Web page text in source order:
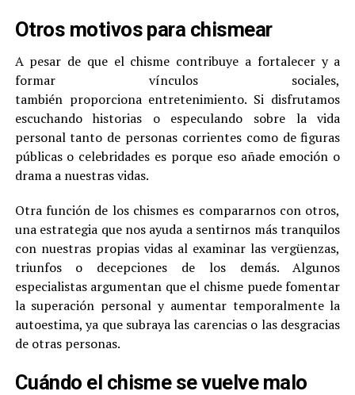
Otros motivos para chismear
A pesar de que el chisme contribuye a fortalecer y a
formar vínculos sociales,
también proporciona entretenimiento. Si disfrutamos
escuchando historias o especulando sobre la vida
personal tanto de personas corrientes como de figuras
públicas o celebridades es porque eso añade emoción o
drama a nuestras vidas.
Otra función de los chismes es compararnos con otros,
una estrategia que nos ayuda a sentirnos más tranquilos
con nuestras propias vidas al examinar las vergüenzas,
triunfos o decepciones de los demás. Algunos
especialistas argumentan que el chisme puede fomentar
la superación personal y aumentar temporalmente la
autoestima, ya que subraya las carencias o las desgracias
de otras personas.
Cuándo el chisme se vuelve malo